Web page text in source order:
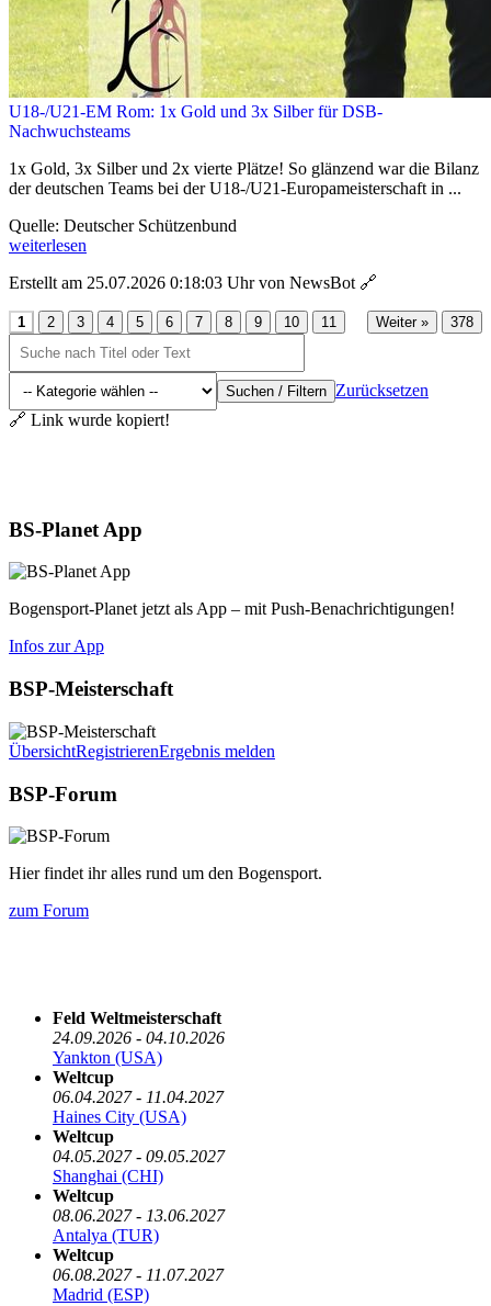
U18-/U21-EM Rom: 1x Gold und 3x Silber für DSB-
Nachwuchsteams
1x Gold, 3x Silber und 2x vierte Plätze! So glänzend war die Bilanz
der deutschen Teams bei der U18-/U21-Europameisterschaft in ...
Quelle: Deutscher Schützenbund
weiterlesen
Erstellt am 25.07.2026 0:18:03 Uhr von NewsBot 🔗
1 2 3 4 5 6 7 8 9 10 11 Weiter » 378
Suchen / Filtern Zurücksetzen
🔗 Link wurde kopiert!
BS-Planet App
Bogensport-Planet jetzt als App – mit Push-Benachrichtigungen!
Infos zur App
BSP-Meisterschaft
ÜbersichtRegistrierenErgebnis melden
BSP-Forum
Hier findet ihr alles rund um den Bogensport.
zum Forum
Feld Weltmeisterschaft
24.09.2026 - 04.10.2026
Yankton (USA)
Weltcup
06.04.2027 - 11.04.2027
Haines City (USA)
Weltcup
04.05.2027 - 09.05.2027
Shanghai (CHI)
Weltcup
08.06.2027 - 13.06.2027
Antalya (TUR)
Weltcup
06.08.2027 - 11.07.2027
Madrid (ESP)